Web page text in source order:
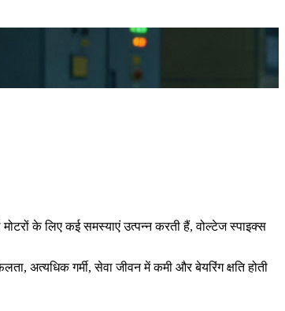
के लिए कई समस्याएं उत्पन्न करती हैं, वोल्टेज स्पाइक्स
अत्यधिक गर्मी, सेवा जीवन में कमी और बेयरिंग क्षति होती